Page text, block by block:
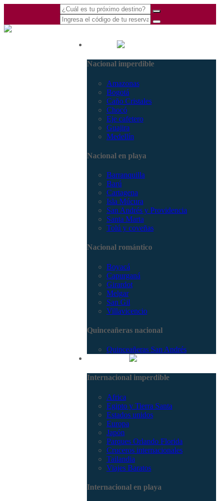
Nacional imperdible
Amazonas
Bogotá
Caño Cristales
Chocó
Eje cafetero
Guajira
Medellín
Nacional en playa
Barranquilla
Barú
Cartagena
Isla Múcura
San Andrés y Providencia
Santa Marta
Tolú y coveñas
Nacional romántico
Boyacá
Capurganá
Girardot
Melgar
San Gil
Villavicencio
Quinceañeras nacional
Quinceañeras San Andrés
Internacional imperdible
Africa
Egipto y Tierra Santa
Estados unidos
Europa
Japón
Parques Orlando Florida
Cruceros internacionales
Tailandia
Viajes Baratos
Internacional en playa